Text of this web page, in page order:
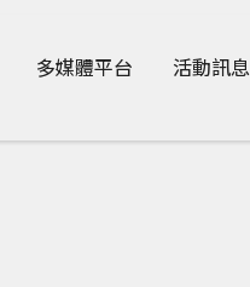
多媒體平台 活動訊息